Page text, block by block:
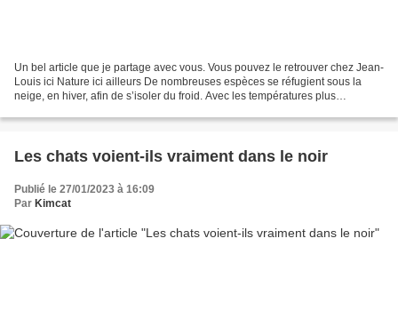
Un bel article que je partage avec vous. Vous pouvez le retrouver chez Jean-
Louis ici Nature ici ailleurs De nombreuses espèces se réfugient sous la
neige, en hiver, afin de s’isoler du froid. Avec les températures plus
Les chats voient-ils vraiment dans le noir
Publié le 27/01/2023 à 16:09
Par Kimcat